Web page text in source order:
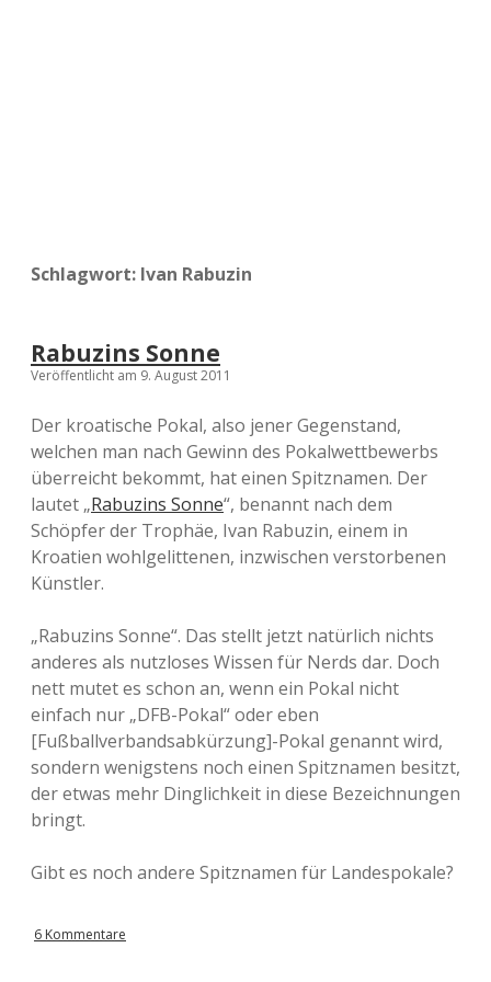
Schlagwort: Ivan Rabuzin
Rabuzins Sonne
Veröffentlicht am 9. August 2011
Der kroatische Pokal, also jener Gegenstand,
welchen man nach Gewinn des Pokalwettbewerbs
überreicht bekommt, hat einen Spitznamen. Der
lautet „Rabuzins Sonne“, benannt nach dem
Schöpfer der Trophäe, Ivan Rabuzin, einem in
Kroatien wohlgelittenen, inzwischen verstorbenen
Künstler.
„Rabuzins Sonne“. Das stellt jetzt natürlich nichts
anderes als nutzloses Wissen für Nerds dar. Doch
nett mutet es schon an, wenn ein Pokal nicht
einfach nur „DFB-Pokal“ oder eben
[Fußballverbandsabkürzung]-Pokal genannt wird,
sondern wenigstens noch einen Spitznamen besitzt,
der etwas mehr Dinglichkeit in diese Bezeichnungen
bringt.
Gibt es noch andere Spitznamen für Landespokale?
6 Kommentare